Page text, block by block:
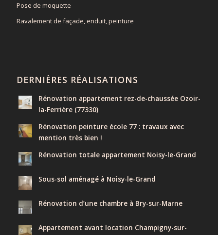
Pose de moquette
Ravalement de façade, enduit, peinture
DERNIÈRES RÉALISATIONS
Rénovation appartement rez-de-chaussée Ozoir-
la-Ferrière (77330)
Rénovation peinture école 77 : travaux avec
mention très bien !
Rénovation totale appartement Noisy-le-Grand
Sous-sol aménagé à Noisy-le-Grand
Rénovation d’une chambre à Bry-sur-Marne
Appartement avant location Champigny-sur-